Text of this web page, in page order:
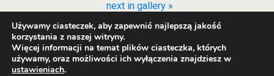
next in gallery »
Back to top
Używamy ciasteczek, aby zapewnić najlepszą jakość
korzystania z naszej witryny.
Więcej informacji na temat plików ciasteczka, których
używamy, oraz możliwości ich wyłączenia znajdziesz w
ustawieniach.